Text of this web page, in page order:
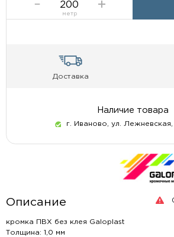
метр
Доставка
Наличие товара
г. Иваново, ул. Лежневская,
Описание
кромка ПВХ без клея Galoplast
Толщина: 1,0 мм